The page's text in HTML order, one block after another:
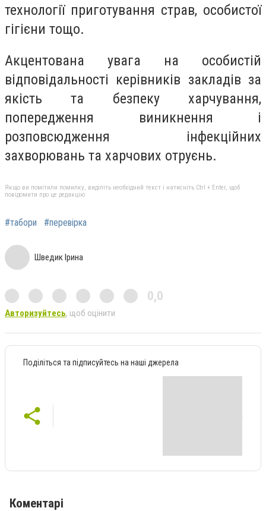
технології приготування страв, особистої
гігієни тощо.
Акцентована увага на особистій
відповідальності керівників закладів за
якість та безпеку харчування,
попередження виникнення і
розповсюдження інфекційних
захворювань та харчових отруєнь.
Якщо ви помітили помилку, виділіть необхідний текст і натисніть Ctrl + Enter, щоб
повідомити про це редакцію
#табори #перевірка
Шведик Ірина
0,0
Авторизуйтесь, щоб оцінити
Поділіться та підписуйтесь на наші джерела
Коментарі